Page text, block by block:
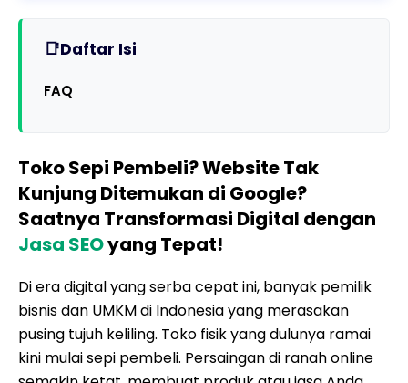
Daftar Isi
FAQ
Toko Sepi Pembeli? Website Tak
Kunjung Ditemukan di Google?
Saatnya Transformasi Digital dengan
Jasa SEOyang Tepat!
Di era digital yang serba cepat ini, banyak pemilik
bisnis dan UMKM di Indonesia yang merasakan
pusing tujuh keliling. Toko fisik yang dulunya ramai
kini mulai sepi pembeli. Persaingan di ranah online